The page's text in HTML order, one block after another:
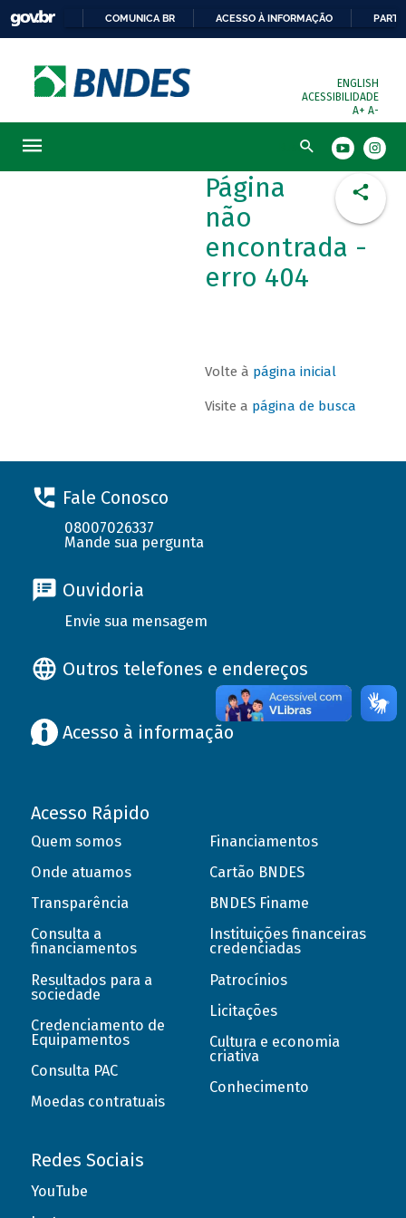
COMUNICA BR ACESSO À INFORMAÇÃO
ENGLISH
ACESSIBILIDADE
A+ A-
Busca
Página
não
encontrada -
erro 404
Volte à página inicial
Visite a página de busca
Fale Conosco
08007026337
Mande sua pergunta
Ouvidoria
Envie sua mensagem
Outros telefones e endereços
Acesso à informação
Acesso Rápido
Quem somos
Onde atuamos
Transparência
Consulta a
financiamentos
Resultados para a
sociedade
Credenciamento de
Equipamentos
Consulta PAC
Moedas contratuais
Financiamentos
Cartão BNDES
BNDES Finame
Instituições financeiras
credenciadas
Patrocínios
Licitações
Cultura e economia
criativa
Conhecimento
Redes Sociais
YouTube